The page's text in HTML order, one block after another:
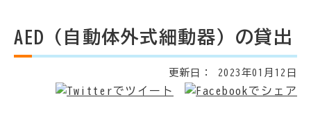
AED（自動体外式細動器）の貸出
更新日： 2023年01月12日